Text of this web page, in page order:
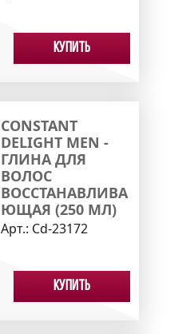
Купить
CONSTANT
DELIGHT MEN -
ГЛИНА ДЛЯ
ВОЛОС
ВОССТАНАВЛИВА
ЮЩАЯ (250 МЛ)
Арт.: Cd-23172
Купить